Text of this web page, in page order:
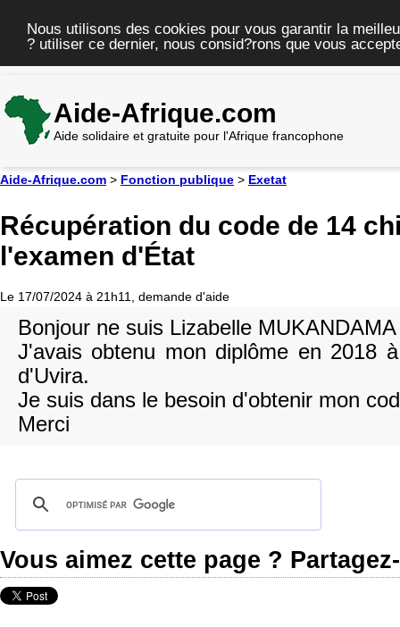
Nous utilisons des cookies pour vous garantir la
? utiliser ce dernier, nous consid?rons que vous
Aide-Afrique.com
Aide solidaire et gratuite pour l'Afrique francophone
Aide-Afrique.com > Fonction publique > Exetat
Récupération du code de 14
l'examen d'État
Le 17/07/2024 à 21h11, demande d'aide
Bonjour ne suis Lizabelle MUKANDAMA
J'avais obtenu mon diplôme en 2018
d'Uvira.
Je suis dans le besoin d'obtenir mon
Merci
Vous aimez cette page ?